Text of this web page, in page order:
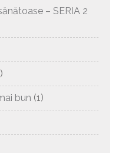
– SERIA 2
bun (1)